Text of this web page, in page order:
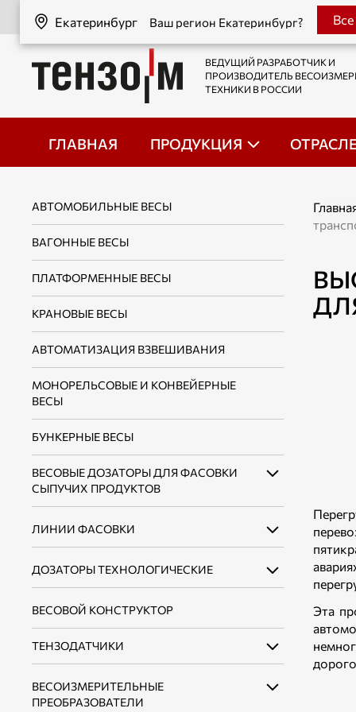
Екатеринбург Ваш регион Екатеринбург?
Екатеринбург
ВЕДУЩИЙ РАЗРАБОТЧИК И
ПРОИЗВОДИТЕЛЬ
ТЕХНИКИ В РОССИИ
ГЛАВНАЯ ПРОДУКЦИЯ
АВТОМОБИЛЬНЫЕ ВЕСЫ
ВАГОННЫЕ ВЕСЫ
ПЛАТФОРМЕННЫЕ ВЕСЫ
КРАНОВЫЕ ВЕСЫ
АВТОМАТИЗАЦИЯ ВЗВЕШИВАНИЯ
МОНОРЕЛЬСОВЫЕ И КОНВЕЙЕРНЫЕ
ВЕСЫ
БУНКЕРНЫЕ ВЕСЫ
ВЕСОВЫЕ ДОЗАТОРЫ ДЛЯ ФАСОВКИ
СЫПУЧИХ ПРОДУКТОВ
ВЕСОВЫЕ ДОЗАТОРЫ ДЛЯ ФАСОВКИ
СЫПУЧИХ ПРОДУКТОВ В ОТКРЫТЫЕ
СЫПУЧИХ ПРОДУКТОВ В ОТКРЫТЫЕ
МЕШКИ ДО 50 КГ
ВЕСОВЫЕ ДОЗАТОРЫ ДЛЯ ФАСОВКИ
МЕШКИ
ЛИНИИ ФАСОВКИ
ЛИНИИ ФАСОВКИ СЫПУЧИХ
ПРОДУКТОВ В ОТКРЫТЫЕ МЕШКИ ДО 10
ПРОДУКТОВ В ОТКРЫТЫЕ МЕШКИ ДО 50
КГ
ДОЗАТОРЫ ТЕХНОЛОГИЧЕСКИЕ
ДОЗАТОРЫ НЕПРЕРЫВНОГО ДЕЙСТВИЯ
ДОЗАТОРЫ ДИСКРЕТНОГО ДЕЙСТВИЯ
ВЕСОВОЙ КОНСТРУКТОР
ТЕНЗОДАТЧИКИ
ТЕНЗОДАТЧИКИ БАЛОЧНОГО ТИПА
ВЕСОИЗМЕРИТЕЛЬНЫЕ
ПРЕОБРАЗОВАТЕЛИ
Эта